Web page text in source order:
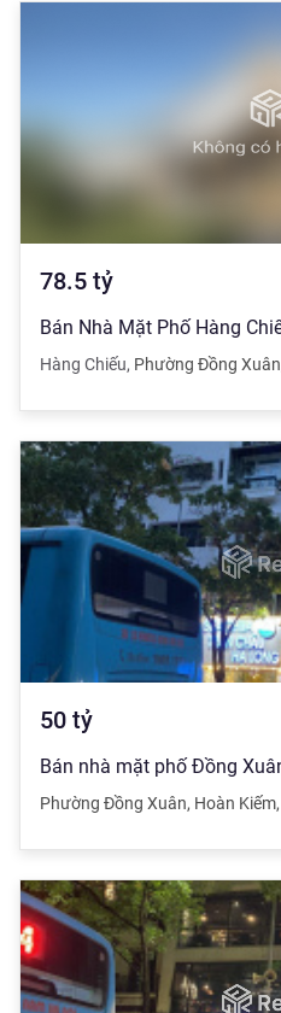
78.5 tỷ
Hàng Chiếu, Phường Đồng Xuân
50 tỷ
Phường Đồng Xuân, Hoàn Kiếm,